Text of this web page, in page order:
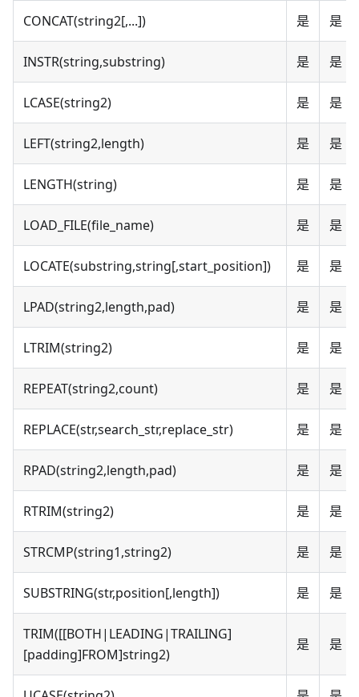
CONCAT(string2[,...]) 是 是
INSTR(string,substring) 是 是
LCASE(string2) 是 是
LEFT(string2,length) 是 是
LENGTH(string) 是 是
LOAD_FILE(file_name) 是 是
LOCATE(substring,string[,start_position]) 是 是
LPAD(string2,length,pad) 是 是
LTRIM(string2) 是 是
REPEAT(string2,count) 是 是
REPLACE(str,search_str,replace_str) 是 是
RPAD(string2,length,pad) 是 是
RTRIM(string2) 是 是
STRCMP(string1,string2) 是 是
SUBSTRING(str,position[,length]) 是 是
TRIM([[BOTH|LEADING|TRAILING]
[padding]FROM]string2)
是 是